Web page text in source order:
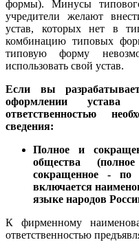
формы). Минусы
учредители желают
устав, которых нет в
комбинацию типовых
типовую форму
использовать свой устав.
Если вы
оформлении устава
ответственностью
сведения:
Полное и
общества
сокращенное -
включается
языке народов
К фирменному
ответственностью